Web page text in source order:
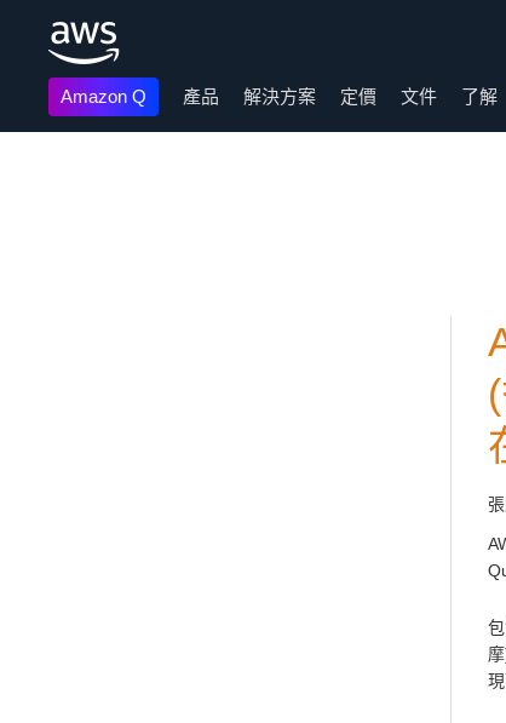
Amazon Q 產品 解決方案 定價 文件 了解